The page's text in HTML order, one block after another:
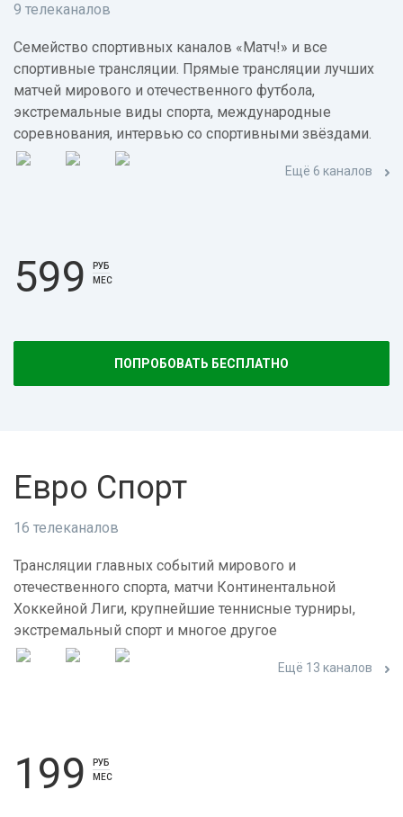
9 телеканалов
Семейство спортивных каналов «Матч!» и все
спортивные трансляции. Прямые трансляции лучших
матчей мирового и отечественного футбола,
экстремальные виды спорта, международные
соревнования, интервью со спортивными звёздами.
Ещё 6 каналов
599
РУБ
МЕС
ПОПРОБОВАТЬ БЕСПЛАТНО
Евро Спорт
16 телеканалов
Трансляции главных событий мирового и
отечественного спорта, матчи Континентальной
Хоккейной Лиги, крупнейшие теннисные турниры,
экстремальный спорт и многое другое
Ещё 13 каналов
199
РУБ
МЕС